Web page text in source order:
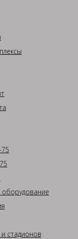
оборудование
стадионов